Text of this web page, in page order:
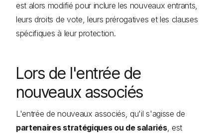
est alors modifié pour inclure les nouveaux entrants,
leurs droits de vote, leurs prérogatives et les clauses
spécifiques à leur protection.
Lors de l'entrée de
nouveaux associés
L'entrée de nouveaux associés, qu'il s'agisse de
partenaires stratégiques ou de salariés, est